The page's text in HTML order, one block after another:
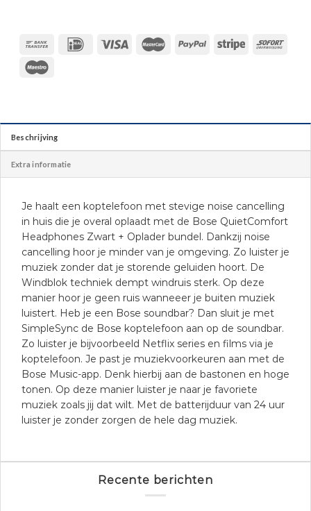
Beschrijving
Extra informatie
Je haalt een koptelefoon met stevige noise cancelling
in huis die je overal oplaadt met de Bose QuietComfort
Headphones Zwart + Oplader bundel. Dankzij noise
cancelling hoor je minder van je omgeving. Zo luister je
muziek zonder dat je storende geluiden hoort. De
Windblok techniek dempt windruis sterk. Op deze
manier hoor je geen ruis wanneeer je buiten muziek
luistert. Heb je een Bose soundbar? Dan sluit je met
SimpleSync de Bose koptelefoon aan op de soundbar.
Zo luister je bijvoorbeeld Netflix series en films via je
koptelefoon. Je past je muziekvoorkeuren aan met de
Bose Music-app. Denk hierbij aan de bastonen en hoge
tonen. Op deze manier luister je naar je favoriete
muziek zoals jij dat wilt. Met de batterijduur van 24 uur
luister je zonder zorgen de hele dag muziek.
Recente berichten